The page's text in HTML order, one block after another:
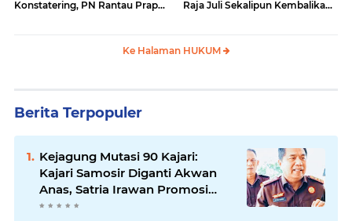
Konstatering, PN Rantau Prapat
Raja Juli Sekalipun Kembalikan
Ke Halaman HUKUM
Berita Terpopuler
Kejagung Mutasi 90 Kajari:
Kajari Samosir Diganti Akwan
Anas, Satria Irawan Promosi
Kemana?